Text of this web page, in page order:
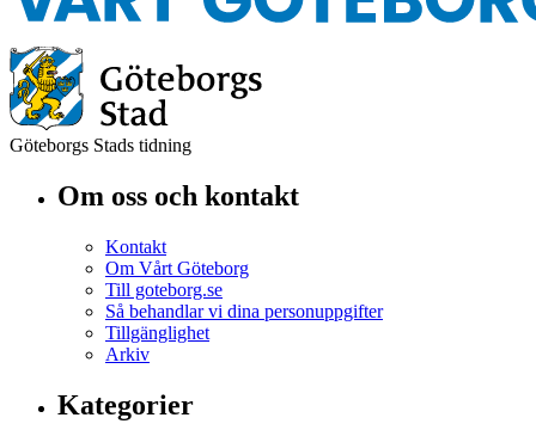
Göteborgs Stads tidning
Om oss och kontakt
Kontakt
Om Vårt Göteborg
Till goteborg.se
Så behandlar vi dina personuppgifter
Tillgänglighet
Arkiv
Kategorier